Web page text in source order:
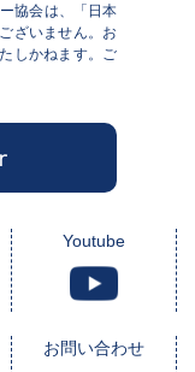
協会は、「日本
ざいません。お
しかねます。ご
Youtube
お問い合わせ